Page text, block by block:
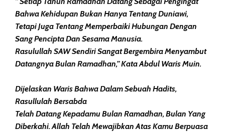
Bahwa Kehidupan Bukan Hanya Tentang Duniawi,
Tetapi Juga Tentang Memperbaiki Hubungan Dengan
Sang Pencipta Dan Sesama Manusia.
Rasulullah SAW Sendiri Sangat Bergembira Menyambut
Datangnya Bulan Ramadhan,” Kata Abdul Waris Muin.
Dijelaskan Waris Bahwa Dalam Sebuah Hadits,
Rasullulah Bersabda
Telah Datang Kepadamu Bulan Ramadhan, Bulan Yang
Diberkahi. Allah Telah Mewajibkan Atas Kamu Berpuasa